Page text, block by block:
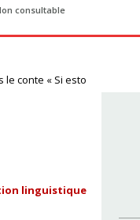
consultable
conte « Si esto
linguistique